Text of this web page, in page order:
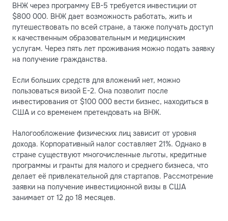
ВНЖ через программу EB-5 требуется инвестиции от
$800 000. ВНЖ дает возможность работать, жить и
путешествовать по всей стране, а также получать доступ
к качественным образовательным и медицинским
услугам. Через пять лет проживания можно подать заявку
на получение гражданства.
Если больших средств для вложений нет, можно
пользоваться визой Е-2. Она позволит после
инвестирования от $100 000 вести бизнес, находиться в
США и со временем претендовать на ВНЖ.
Налогообложение физических лиц зависит от уровня
дохода. Корпоративный налог составляет 21%. Однако в
стране существуют многочисленные льготы, кредитные
программы и гранты для малого и среднего бизнеса, что
делает её привлекательной для стартапов. Рассмотрение
заявки на получение инвестиционной визы в США
занимает от 12 до 18 месяцев.